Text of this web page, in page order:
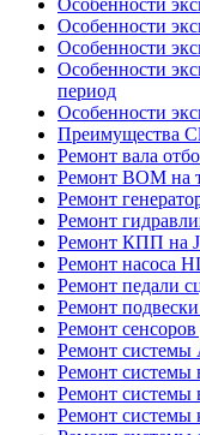
Особенности
Особенности
Особенности
период
Особенности
Преимущества
Ремонт вала
Ремонт ВОМ на
Ремонт
Ремонт
Ремонт КПП на
Ремонт насоса
Ремонт педали
Ремонт
Ремонт
Ремонт системы
Ремонт системы
Ремонт системы
Ремонт системы